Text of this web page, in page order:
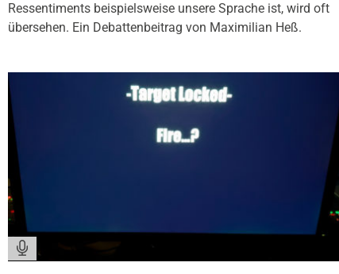
Ressentiments beispielsweise unsere Sprache ist, wird oft
übersehen. Ein Debattenbeitrag von Maximilian Heß.